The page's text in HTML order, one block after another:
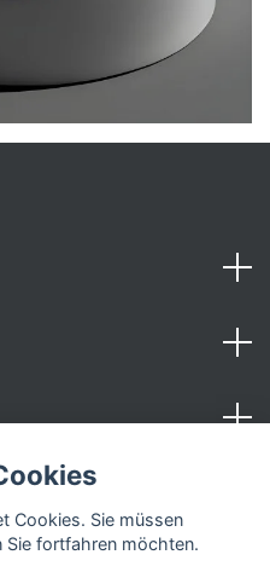
Cookies. Sie müssen
Sie fortfahren möchten.